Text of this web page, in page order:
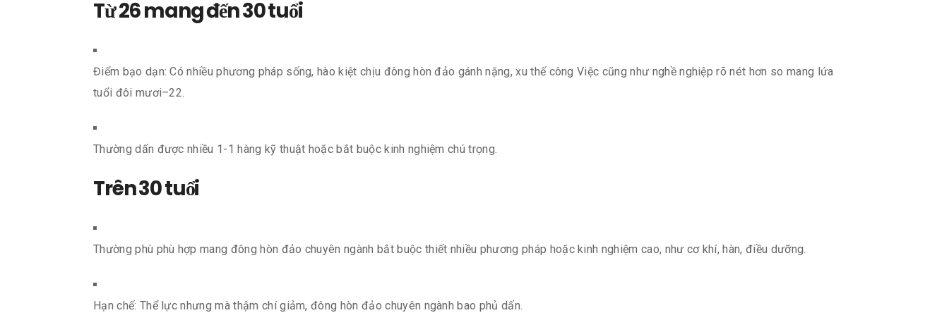
Từ 26 mang đến 30 tuổi
Điểm bạo dạn: Có nhiều phương pháp sống, hào kiệt chịu đông hòn đảo gánh nặng, xu thế công Việc cũng như nghề nghiệp rõ nét hơn so mang lứa
tuổi đôi mươi–22.
Thường dấn được nhiều 1-1 hàng kỹ thuật hoặc bắt buộc kinh nghiệm chú trọng.
Trên 30 tuổi
Thường phù phù hợp mang đông hòn đảo chuyên ngành bắt buộc thiết nhiều phương pháp hoặc kinh nghiệm cao, như cơ khí, hàn, điều dưỡng.
Hạn chế: Thể lực nhưng mà thậm chí giảm, đông hòn đảo chuyên ngành bao phủ dấn.